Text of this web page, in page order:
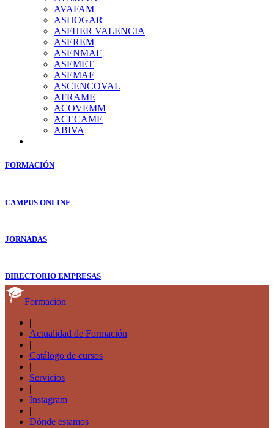
AVAFAM
ASHOGAR
ASFHER VALENCIA
ASEREM
ASENMAF
ASEMET
ASEMAF
ASCENCOVAL
AFRAME
ACOVEMM
ACECAME
ABIVA
FORMACIÓN
CAMPUS ONLINE
JORNADAS
DIRECTORIO EMPRESAS
Formación
|
Actualidad de Formación
|
Catálogo de cursos
|
Servicios
|
Instagram
|
Dónde estamos